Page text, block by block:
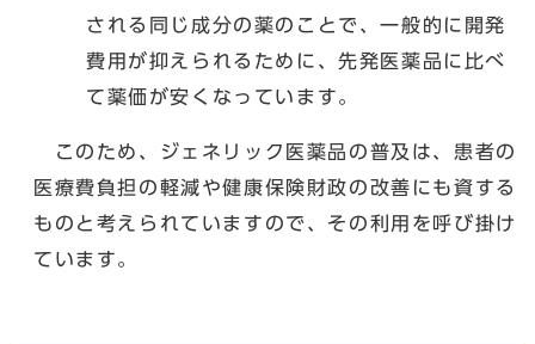
される同じ成分の薬のことで、一般的に開発
費用が抑えられるために、先発医薬品に比べ
て薬価が安くなっています。
このため、ジェネリック医薬品の普及は、患者の
医療費負担の軽減や健康保険財政の改善にも資する
ものと考えられていますので、その利用を呼び掛け
ています。